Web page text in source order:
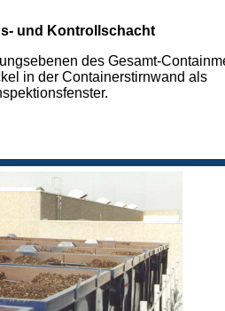
und Kontrollschacht
des Gesamt-
in der Containerstirnwand als